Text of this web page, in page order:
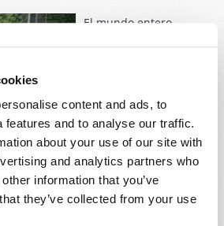
content and ads, to
features and to analyse our traffic.
about your use of our site with
and analytics partners who
information that you’ve
they’ve collected from your use
El mundo entero
inminente entre el
país de Irán y la
nación de Israel.
si estallara tal conflicto? ¿Hay
permita entender el drama que
sin entender sus raíces?
contraste entre las relaciones